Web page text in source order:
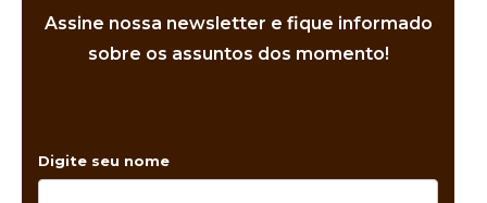
Assine nossa newsletter e fique informado
sobre os assuntos dos momento!
Digite seu nome